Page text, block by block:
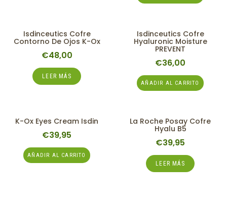
Isdinceutics Cofre
Contorno De Ojos K-Ox
€48,00
LEER MÁS
Isdinceutics Cofre
Hyaluronic Moisture
PREVENT
€36,00
AÑADIR AL CARRITO
K-Ox Eyes Cream Isdin
€39,95
AÑADIR AL CARRITO
La Roche Posay Cofre
Hyalu B5
€39,95
LEER MÁS